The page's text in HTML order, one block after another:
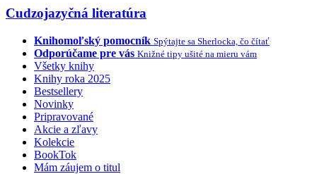
Cudzojazyčná literatúra
Knihomoľský pomocník Spýtajte sa Sherlocka, čo čítať
Odporúčame pre vás Knižné tipy ušité na mieru vám
Všetky knihy
Knihy roka 2025
Bestsellery
Novinky
Pripravované
Akcie a zľavy
Kolekcie
BookTok
Mám záujem o titul